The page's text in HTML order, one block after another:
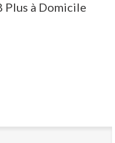
Plus à Domicile